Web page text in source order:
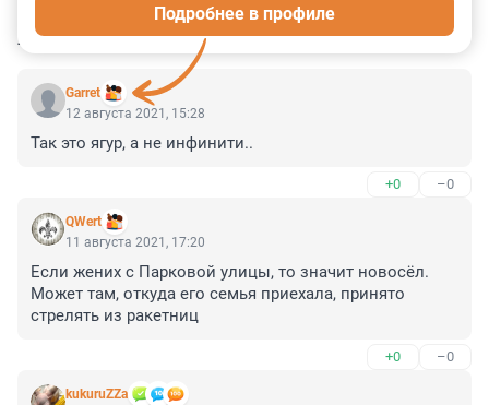
КОММЕНТАРИИ 19
Garret
Подробнее в профиле
12 августа 2021, 15:28
Так это ягур, а не инфинити..
+0 –0
QWert
11 августа 2021, 17:20
Если жених с Парковой улицы, то значит новосёл.
Может там, откуда его семья приехала, принято
стрелять из ракетниц
+0 –0
kukuruZZa